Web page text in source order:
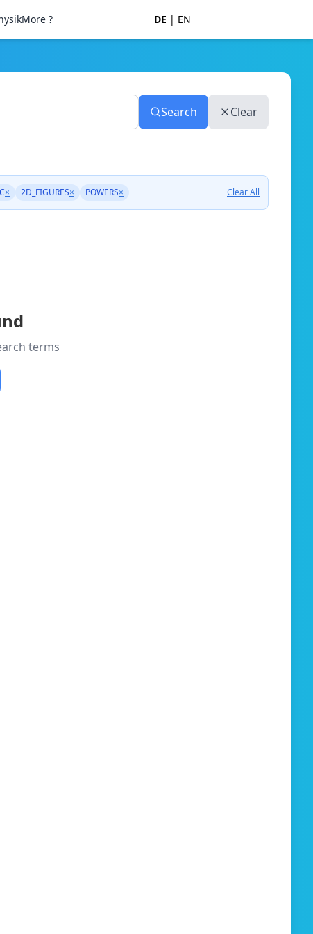
More ? DE | EN
Search Clear
× 2D_FIGURES× POWERS× Clear All
terms